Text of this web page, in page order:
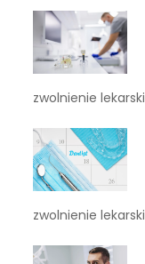
zwolnienie
zwolnienie